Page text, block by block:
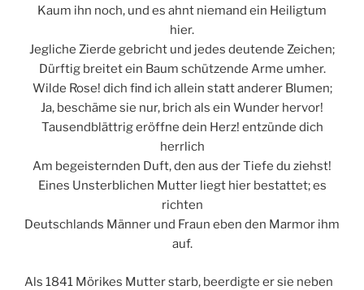
Kaum ihn noch, und es ahnt niemand ein Heiligtum
hier.
Jegliche Zierde gebricht und jedes deutende Zeichen;
Dürftig breitet ein Baum schützende Arme umher.
Wilde Rose! dich find ich allein statt anderer Blumen;
Ja, beschäme sie nur, brich als ein Wunder hervor!
Tausendblättrig eröffne dein Herz! entzünde dich
herrlich
Am begeisternden Duft, den aus der Tiefe du ziehst!
Eines Unsterblichen Mutter liegt hier bestattet; es
richten
Deutschlands Männer und Fraun eben den Marmor ihm
auf.
Als 1841 Mörikes Mutter starb, beerdigte er sie neben